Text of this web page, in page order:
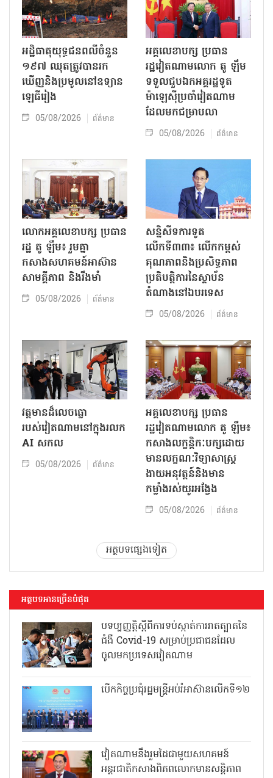
អដ្ឋិធាតុយុទ្ធជនពលីចំនួន
១៩៧ ឈុតត្រូវបានរក
ឃើញនិងប្រមូលនៅឧទ្យាន
ឡេធីរៀង
05/08/2026 ព័ត៌មាន
អគ្គលេខាបក្ស ប្រធាន
រដ្ឋវៀតណាមលោក តូ ឡឹម
ទទួលជួបឯកអគ្គរដ្ឋទូត
ម៉ាឡេស៊ីប្រចាំវៀតណាម
ដែលមកជម្រាបលា
05/08/2026 ព័ត៌មាន
លោក​អគ្គលេខាបក្ស ប្រធាន
រដ្ឋ តូ ឡឹម៖ រួមគ្នា
កសាងសហគមន៍អាស៊ាន
សាមគ្គីភាព និងរឹងមាំ
05/08/2026 ព័ត៌មាន
សន្និសីទការទូត
លើកទី៣៣៖ លើក​កម្ពស់
គុណភាពនិងប្រសិទ្ធភាព
ប្រតិបត្តិការ​នៃស្ថាប័ន​​
តំណាងនៅឯ​បរទេស​
05/08/2026 ព័ត៌មាន
វត្តមានដ៏លេចធ្លោ
របស់វៀតណាមនៅក្នុងរលក
AI សកល
05/08/2026 ព័ត៌មាន
អគ្គលេខាបក្ស ប្រធាន
រដ្ឋវៀតណាមលោក តូ ឡឹម៖
កសាងលក្ខន្តិកៈបក្សដោយ
មានលក្ខណៈវិទ្យាសាស្ត្រ
ងាយអនុវត្តន៍និងមាន
កម្លាំងរស់យូរអង្វែង
05/08/2026 ព័ត៌មាន
អត្ថបទផ្សេងទៀត
អត្ថបទអានច្រើនបំផុត
បទប្បញ្ញត្តិស្តីពីការទប់ស្កាត់ការរាតត្បាតនៃ
ជំងឺ Covid-19 សម្រាប់ប្រជាជនដែល
ចូលមកប្រទេសវៀតណាម
បើកកិច្ចប្រជុំរដ្ឋមន្ត្រីអប់រំអាស៊ានលើកទី១២
វៀតណាមនឹងរួមដៃជាមួយសហគមន៍
អន្តរជាតិកសាងពិភពលោកមានសន្តិភាព